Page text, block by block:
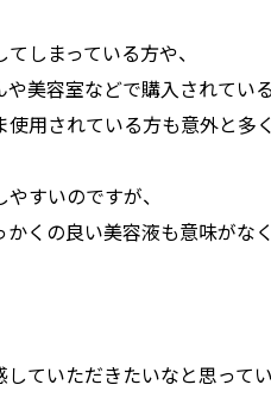
しまっている方や、
美容室などで購入されてい
用されている方も意外と多
すいのですが、
くの良い美容液も意味がな
ていただきたいなと思ってい